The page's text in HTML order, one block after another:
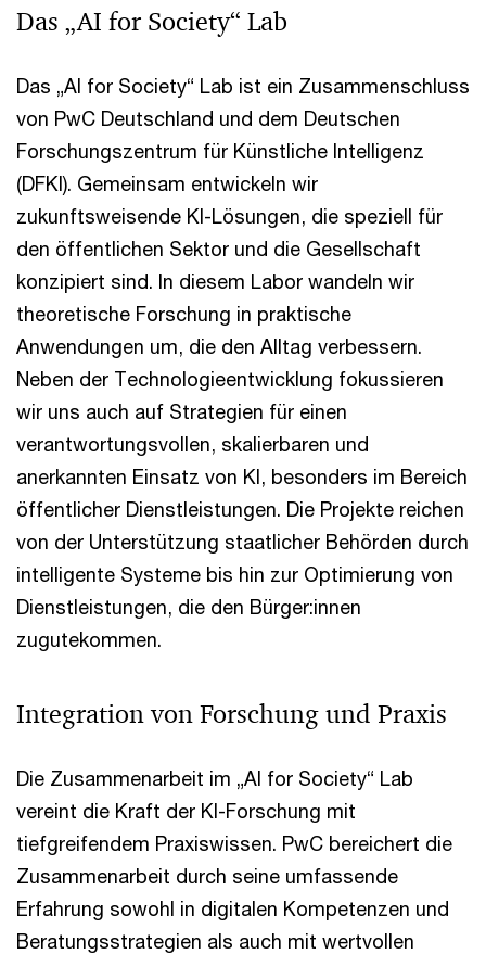
Das „AI for Society“ Lab
Das „AI for Society“ Lab ist ein Zusammenschluss
von PwC Deutschland und dem Deutschen
Forschungszentrum für Künstliche Intelligenz
(DFKI). Gemeinsam entwickeln wir
zukunftsweisende KI-Lösungen, die speziell für
den öffentlichen Sektor und die Gesellschaft
konzipiert sind. In diesem Labor wandeln wir
theoretische Forschung in praktische
Anwendungen um, die den Alltag verbessern.
Neben der Technologieentwicklung fokussieren
wir uns auch auf Strategien für einen
verantwortungsvollen, skalierbaren und
anerkannten Einsatz von KI, besonders im Bereich
öffentlicher Dienstleistungen. Die Projekte reichen
von der Unterstützung staatlicher Behörden durch
intelligente Systeme bis hin zur Optimierung von
Dienstleistungen, die den Bürger:innen
zugutekommen.
Integration von Forschung und Praxis
Die Zusammenarbeit im „AI for Society“ Lab
vereint die Kraft der KI-Forschung mit
tiefgreifendem Praxiswissen. PwC bereichert die
Zusammenarbeit durch seine umfassende
Erfahrung sowohl in digitalen Kompetenzen und
Beratungsstrategien als auch mit wertvollen